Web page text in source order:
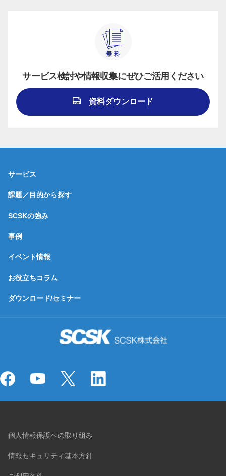
サービス検討や情報収集にぜひご活用ください
資料ダウンロード
サービス
課題／目的から探す
SCSKの強み
事例
イベント情報
お役立ちコラム
ダウンロード/セミナー
個人情報保護への取り組み
情報セキュリティ基本方針